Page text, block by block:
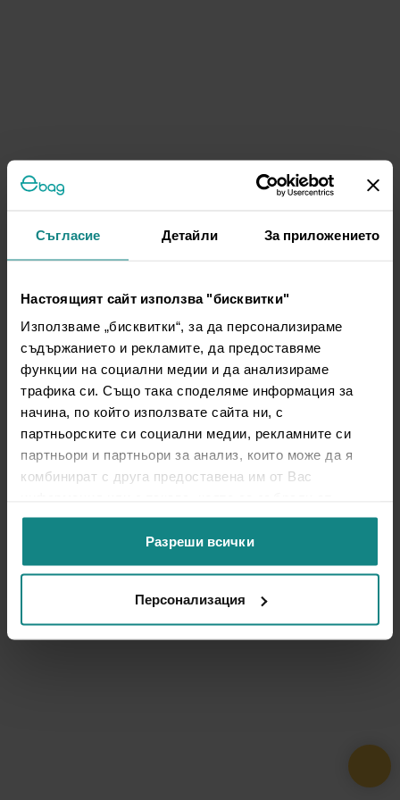
Съгласие Детайли За приложението
Настоящият сайт използва "бисквитки"
Използваме „бисквитки“, за да персонализираме
съдържанието и рекламите, да предоставяме
функции на социални медии и да анализираме
трафика си. Също така споделяме информация за
начина, по който използвате сайта ни, с
партньорските си социални медии, рекламните си
партньори и партньори за анализ, които може да я
комбинират с друга предоставена им от Вас
ползването от Ваша страна на услугите им.
Разреши всички
Персонализация